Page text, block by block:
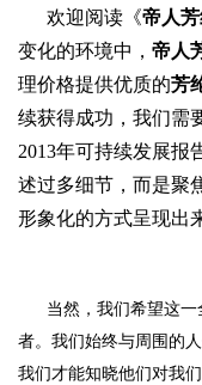
欢迎阅读《帝人
变化的环境中， 帝人
理价格提供优质的芳
续获得成功，我们需
2013年可持续发展报
述过多细节，而是聚
形象化的方式呈现出
当然，我们希望这一
者。我们始终与周围的
我们才能知晓他们对我